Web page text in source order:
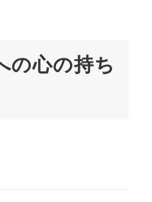
の心の持ち